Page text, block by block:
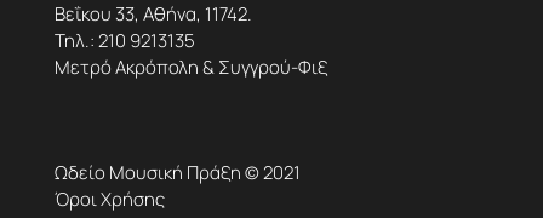
Βεΐκου 33, Αθήνα, 11742.
Τηλ.:210 9213135
Μετρό Ακρόπολη & Συγγρού-Φιξ
Ωδείο Μουσική Πράξη © 2021
Όροι Χρήσης